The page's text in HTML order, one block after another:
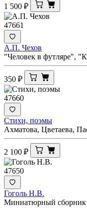
1 500 ₽
47661
А.П. Чехов
"Человек в футляре",
350 ₽
47660
Стихи, поэмы
Ахматова, Цветаева,
2 100 ₽
47650
Гоголь Н.В.
Миниатюрный сборник